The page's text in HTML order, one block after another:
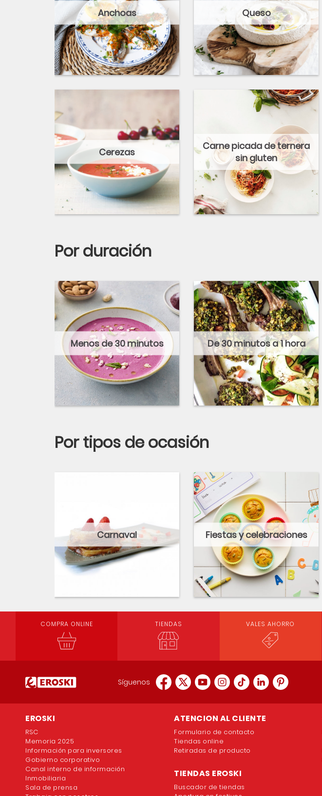
Anchoas Queso
Cerezas
Carne picada de ternera
sin gluten
Por duración
Menos de 30 minutos De 30 minutos a 1 hora
Por tipos de ocasión
Carnaval Fiestas y celebraciones
COMPRA ONLINE TIENDAS VALES AHORRO
Síguenos
EROSKI
RSC
Memoria 2025
Información para inversores
Gobierno corporativo
Canal interno de información
Inmobiliaria
Sala de prensa
ATENCION AL CLIENTE
Formulario de contacto
Tiendas online
Retiradas de producto
TIENDAS EROSKI
Buscador de tiendas